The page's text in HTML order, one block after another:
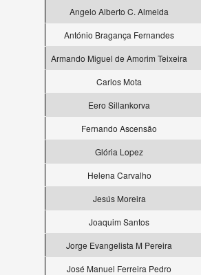
Angelo Alberto C. Almeida
António Bragança Fernandes
Armando Miguel de Amorim Teixeira
Carlos Mota
Eero Sillankorva
Fernando Ascensão
Glória Lopez
Helena Carvalho
Jesús Moreira
Joaquim Santos
Jorge Evangelista M Pereira
José Manuel Ferreira Pedro